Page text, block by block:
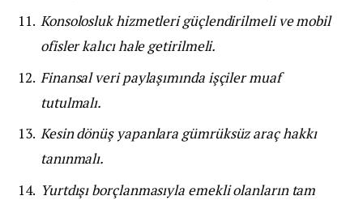
Konsolosluk hizmetleri güçlendirilmeli ve mobil
ofisler kalıcı hale getirilmeli.
Finansal veri paylaşımında işçiler muaf
tutulmalı.
Kesin dönüş yapanlara gümrüksüz araç hakkı
tanınmalı.
Yurtdışı borçlanmasıyla emekli olanların tam